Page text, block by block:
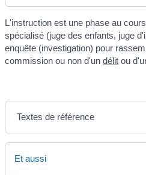
L'instruction est une phase au
spécialisé (juge des enfants, juge
enquête (investigation) pour
commission ou non d'undélit ou
Textes de référence
Et aussi